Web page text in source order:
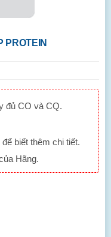
PROTEIN
đủ CO và CQ.
để biết thêm chi tiết.
Hãng.